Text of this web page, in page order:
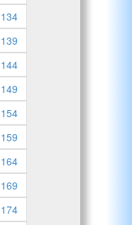
134
139
144
149
154
159
164
169
174